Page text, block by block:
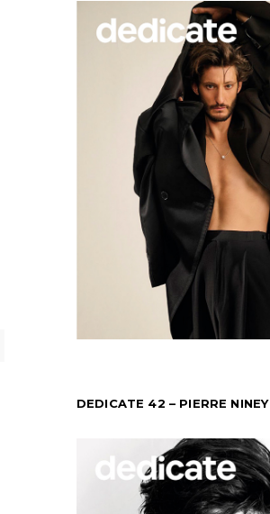
DEDICATE 42 – PIERRE NINEY